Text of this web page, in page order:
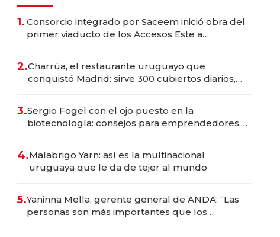
1. Consorcio integrado por Saceem inició obra del
primer viaducto de los Accesos Este a
2.Charrúa, el restaurante uruguayo que
conquistó Madrid: sirve 300 cubiertos diarios,
3.Sergio Fogel con el ojo puesto en la
biotecnología: consejos para emprendedores,
4.Malabrigo Yarn: así es la multinacional
uruguaya que le da de tejer al mundo
5.Yaninna Mella, gerente general de ANDA: “Las
personas son más importantes que los